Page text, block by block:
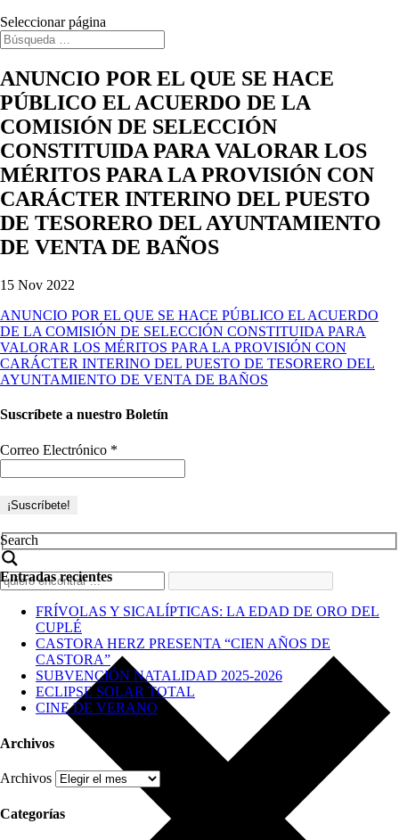
Seleccionar página
ANUNCIO POR EL QUE SE HACE
PÚBLICO EL ACUERDO DE LA
COMISIÓN DE SELECCIÓN
CONSTITUIDA PARA VALORAR LOS
MÉRITOS PARA LA PROVISIÓN CON
CARÁCTER INTERINO DEL PUESTO
DE TESORERO DEL AYUNTAMIENTO
DE VENTA DE BAÑOS
15 Nov 2022
ANUNCIO POR EL QUE SE HACE PÚBLICO EL ACUERDO
DE LA COMISIÓN DE SELECCIÓN CONSTITUIDA PARA
VALORAR LOS MÉRITOS PARA LA PROVISIÓN CON
CARÁCTER INTERINO DEL PUESTO DE TESORERO DEL
AYUNTAMIENTO DE VENTA DE BAÑOS
Suscríbete a nuestro Boletín
Correo Electrónico *
Search
Entradas recientes
FRÍVOLAS Y SICALÍPTICAS: LA EDAD DE ORO DEL
CUPLÉ
CASTORA HERZ PRESENTA “CIEN AÑOS DE
CASTORA”
SUBVENCIÓN NATALIDAD 2025-2026
ECLIPSE SOLAR TOTAL
CINE DE VERANO
Archivos
Archivos
Categorías